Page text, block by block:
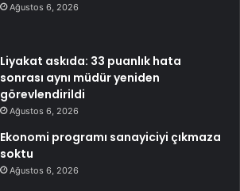
Ağustos 6, 2026
Liyakat askıda: 33 puanlık hata
sonrası aynı müdür yeniden
görevlendirildi
Ağustos 6, 2026
Ekonomi programı sanayiciyi çıkmaza
soktu
Ağustos 6, 2026